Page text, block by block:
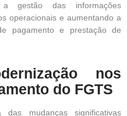
a gestão das informações
operacionais e aumentando a
pagamento e prestação de
nos
do FGTS
mudanças significativas